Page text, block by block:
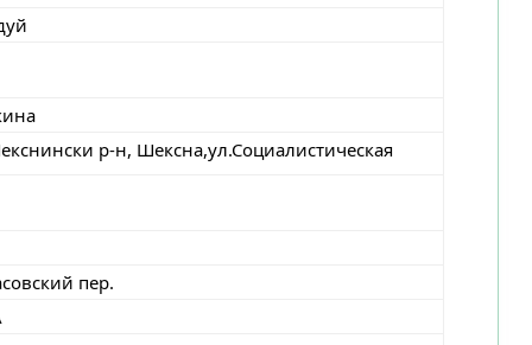
р-н, Шексна,ул.Социалистическая
пер.